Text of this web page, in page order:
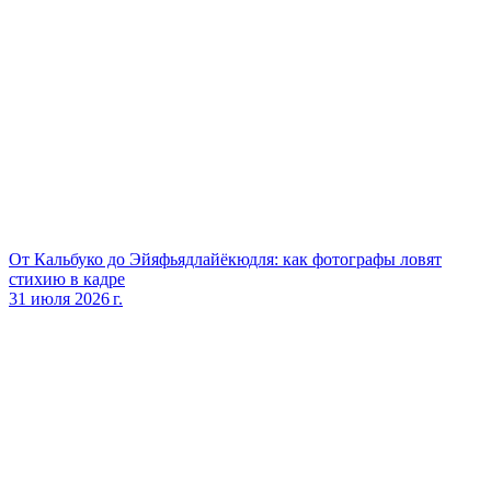
От Кальбуко до Эйяфьядлайёкюдля: как фотографы ловят
стихию в кадре
31 июля 2026 г.